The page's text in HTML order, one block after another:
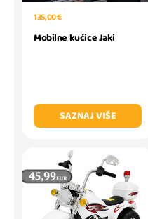
135,00 €
Mobilne kućice Jaki
SAZNAJ VIŠE